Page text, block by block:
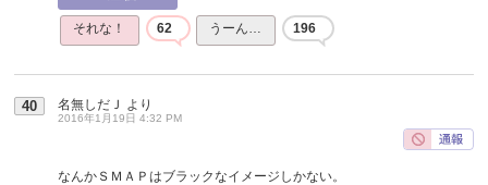
それな！ 62 うーん… 196
40 名無しだＪ より
2016年1月19日 4:32 PM
なんかＳＭＡＰはブラックなイメージしかない。